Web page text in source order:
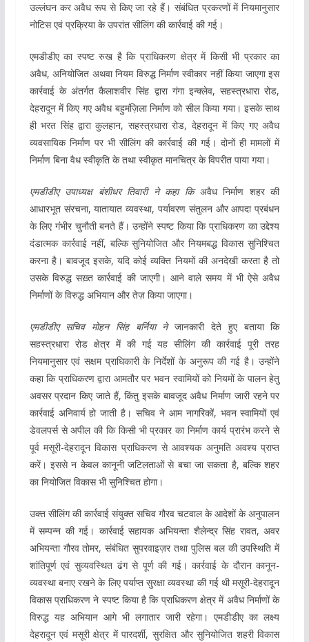
उल्लंघन कर अवैध रूप से किए जा रहे हैं। संबंधित प्रकरणों में नियमानुसार
नोटिस एवं प्रक्रिया के उपरांत सीलिंग की कार्रवाई की गई।
एमडीडीए का स्पष्ट रुख है कि प्राधिकरण क्षेत्र में किसी भी प्रकार का
अवैध, अनियोजित अथवा नियम विरुद्ध निर्माण स्वीकार नहीं किया जाएगा इस
कार्रवाई के अंतर्गत कैलाशवीर सिंह द्वारा गंगा इन्क्लेव, सहस्त्रधारा रोड,
देहरादून में किए गए अवैध बहुमंज़िला निर्माण को सील किया गया। इसके साथ
ही भरत सिंह द्वारा कुलहान, सहस्त्रधारा रोड, देहरादून में किए गए अवैध
व्यवसायिक निर्माण पर भी सीलिंग की कार्रवाई की गई। दोनों ही मामलों में
निर्माण बिना वैध स्वीकृति के तथा स्वीकृत मानचित्र के विपरीत पाया गया।
एमडीडीए उपाध्यक्ष बंशीधर तिवारी ने कहा किअवैध निर्माण शहर की
आधारभूत संरचना, यातायात व्यवस्था, पर्यावरण संतुलन और आपदा प्रबंधन
के लिए गंभीर चुनौती बनते हैं। उन्होंने स्पष्ट किया कि प्राधिकरण का उद्देश्य
दंडात्मक कार्रवाई नहीं, बल्कि सुनियोजित और नियमबद्ध विकास सुनिश्चित
करना है। बावजूद इसके, यदि कोई व्यक्ति नियमों की अनदेखी करता है तो
उसके विरुद्ध सख़्त कार्रवाई की जाएगी। आने वाले समय में भी ऐसे अवैध
निर्माणों के विरुद्ध अभियान और तेज़ किया जाएगा।
एमडीडीए सचिव मोहन सिंह बर्निया नेजानकारी देते हुए बताया कि
सहस्त्रधारा रोड क्षेत्र में की गई यह सीलिंग की कार्रवाई पूरी तरह
नियमानुसार एवं सक्षम प्राधिकारी के निर्देशों के अनुरूप की गई है। उन्होंने
कहा कि प्राधिकरण द्वारा आमतौर पर भवन स्वामियों को नियमों के पालन हेतु
अवसर प्रदान किए जाते हैं, किंतु इसके बावजूद अवैध निर्माण जारी रहने पर
कार्रवाई अनिवार्य हो जाती है। सचिव ने आम नागरिकों, भवन स्वामियों एवं
डेवलपर्स से अपील की कि किसी भी प्रकार का निर्माण कार्य प्रारंभ करने से
पूर्व मसूरी-देहरादून विकास प्राधिकरण से आवश्यक अनुमति अवश्य प्राप्त
करें। इससे न केवल कानूनी जटिलताओं से बचा जा सकता है, बल्कि शहर
का नियोजित विकास भी सुनिश्चित होगा।
उक्त सीलिंग की कार्रवाई संयुक्त सचिव गौरव चटवाल के आदेशों के अनुपालन
में सम्पन्न की गई। कार्रवाई सहायक अभियन्ता शैलेन्द्र सिंह रावत, अवर
अभियन्ता गौरव तोमर, संबंधित सुपरवाइज़र तथा पुलिस बल की उपस्थिति में
शांतिपूर्ण एवं सुव्यवस्थित ढंग से पूर्ण की गई। कार्रवाई के दौरान कानून-
व्यवस्था बनाए रखने के लिए पर्याप्त सुरक्षा व्यवस्था की गई थी मसूरी-देहरादून
विकास प्राधिकरण ने स्पष्ट किया है कि प्राधिकरण क्षेत्र में अवैध निर्माणों के
विरुद्ध यह अभियान आगे भी लगातार जारी रहेगा। एमडीडीए का लक्ष्य
देहरादून एवं मसूरी क्षेत्र में पारदर्शी, सुरक्षित और सुनियोजित शहरी विकास